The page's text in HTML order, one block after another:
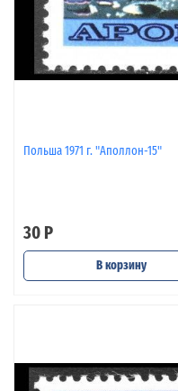
Польша 1971 г. "Аполлон-15"
30 Р
В корзину